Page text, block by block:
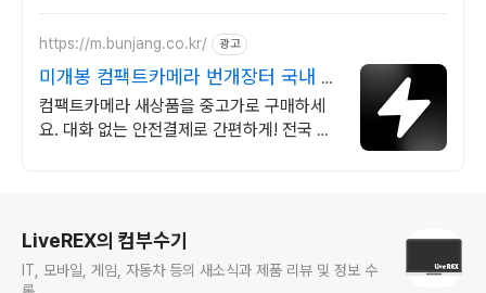
https://m.bunjang.co.kr/ 광고
미개봉 컴팩트카메라 번개장터 국내 최
대 브랜드 중고거래
컴팩트카메라 새상품을 중고가로 구매하세
요. 대화 없는 안전결제로 간편하게! 전국 각
LiveREX의 컴부수기
IT, 모바일, 게임, 자동차 등의 새소식과 제품 리뷰 및 정보 수